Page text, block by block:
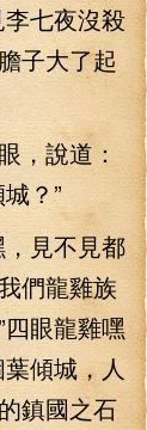
七夜沒殺
子大了起
說道：
？”
見不見都
們龍雞族
眼龍雞嘿
傾城，人
鎮國之石